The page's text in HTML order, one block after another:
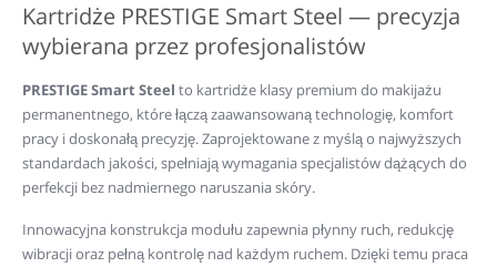
Kartridże PRESTIGE Smart Steel — precyzja
wybierana przez profesjonalistów
PRESTIGE Smart Steel to kartridże klasy premium do makijażu
permanentnego, które łączą zaawansowaną technologię, komfort
pracy i doskonałą precyzję. Zaprojektowane z myślą o najwyższych
standardach jakości, spełniają wymagania specjalistów dążących do
perfekcji bez nadmiernego naruszania skóry.
Innowacyjna konstrukcja modułu zapewnia płynny ruch, redukcję
wibracji oraz pełną kontrolę nad każdym ruchem. Dzięki temu praca